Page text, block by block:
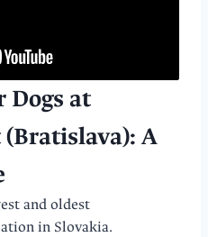
Dogs at
A
and oldest
in Slovakia.